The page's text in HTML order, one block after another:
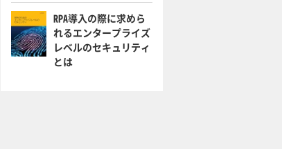
RPA導入の際に求めら
れるエンタープライズ
レベルのセキュリティ
とは